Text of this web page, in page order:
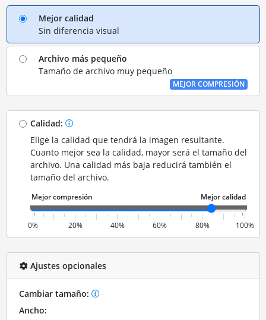
Mejor calidad
Sin diferencia visual
Archivo más pequeño
Tamaño de archivo muy pequeño
MEJOR COMPRESIÓN
Calidad:
Elige la calidad que tendrá la imagen resultante.
Cuanto mejor sea la calidad, mayor será el tamaño del
archivo. Una calidad más baja reducirá también el
tamaño del archivo.
0% 20% 40% 60% 80% 100%
Ajustes opcionales
Cambiar tamaño:
Ancho: